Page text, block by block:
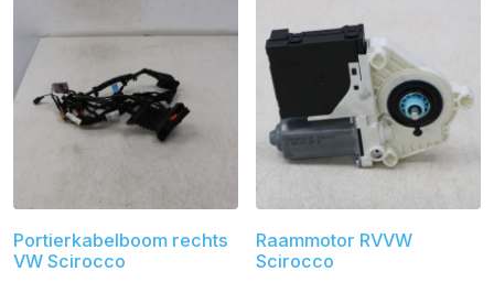
Portierkabelboom rechts
VW Scirocco
Raammotor RVVW
Scirocco